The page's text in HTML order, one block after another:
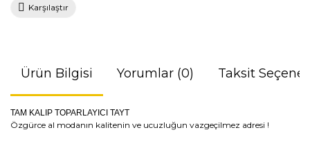
Karşılaştır
Ürün Bilgisi Yorumlar (0) Taksit
TAM KALIP TOPARLAYICI TAYT
Özgürce al modanın kalitenin ve ucuzluğun vazgeçilmez adresi !